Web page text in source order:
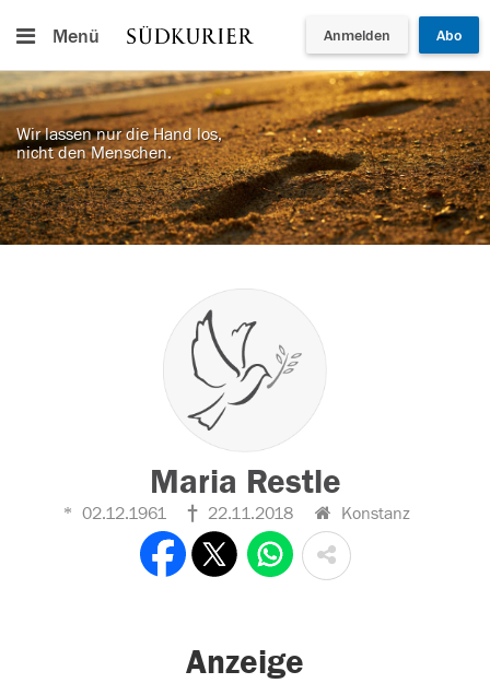
Menü Anmelden Abo
Wir lassen nur die Hand los,
nicht den Menschen.
Maria Restle
02.12.1961 22.11.2018 Konstanz
Anzeige